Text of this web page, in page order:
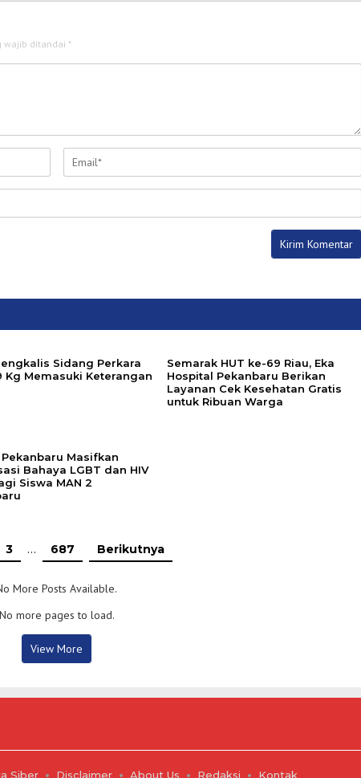
wajib ditandai *
Sidang Perkara
Kg Memasuki Keterangan
‎Semarak HUT ke-69 Riau, Eka
Hospital Pekanbaru Berikan
Layanan Cek Kesehatan Gratis
untuk Ribuan Warga ‎
Masifkan
Bahaya LGBT dan HIV
Siswa MAN 2
3 … 687 Berikutnya
More Posts Available.
No more pages to load.
View More
Siber Disclaimer About Us Redaksi Kontak